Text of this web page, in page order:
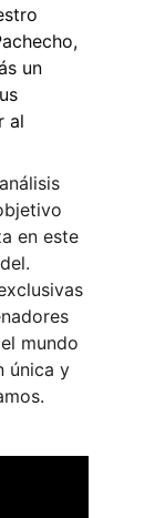
un
al
en este
mundo
única y